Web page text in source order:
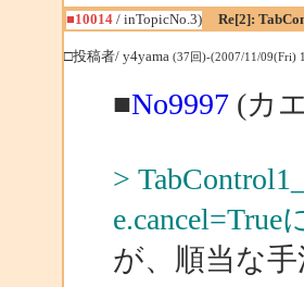
■10014/ inTopicNo.3) Re[2]:
□投稿者/ y4yama (37回)-(2007/11/09(Fri)
■No9997(カ
>
が、順当な